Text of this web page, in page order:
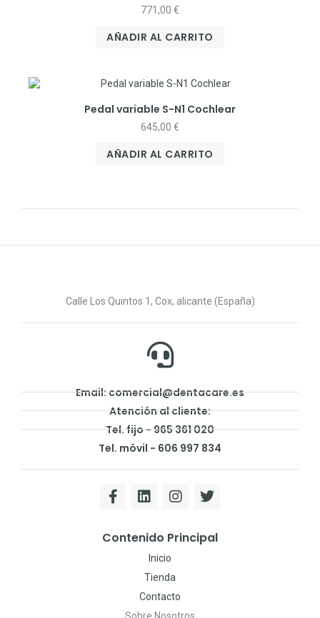
771,00 €
AÑADIR AL CARRITO
Pedal variable S-N1 Cochlear
645,00 €
AÑADIR AL CARRITO
Calle Los Quintos 1, Cox, alicante (España)
Email: comercial@dentacare.es
Atención al cliente:
Tel. fijo - 965 361 020
Tel. móvil - 606 997 834
Contenido Principal
Inicio
Tienda
Contacto